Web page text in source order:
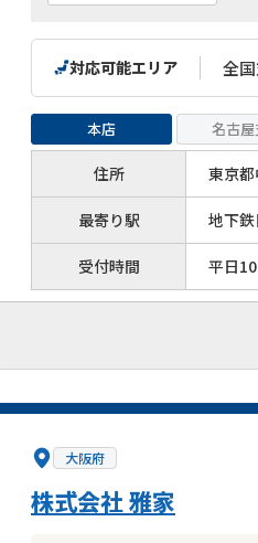
本店 名古
住所 東京
最寄り駅 地下
受付時間 平日
対応可能エリア 全
大阪府
株式会社 雅家